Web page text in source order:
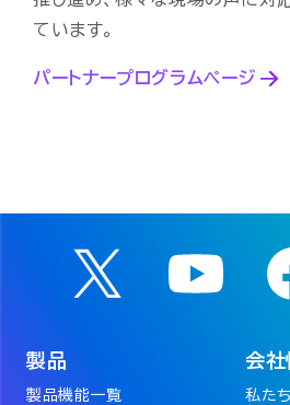
ています。
パートナープログラムページ
製品
製品機能一覧
会社
私た